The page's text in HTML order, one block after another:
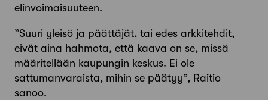
elinvoimaisuuteen.
”Suuri yleisö ja päättäjät, tai edes arkkitehdit,
eivät aina hah­mota, että kaava on se, missä
määritellään kaupungin keskus. Ei ole
sattumanvaraista, mihin se päätyy”, Raitio
sanoo.